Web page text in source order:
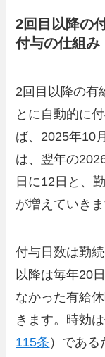
2回目以降の
付与の仕組み
2回目以降の有
とに自動的に
ば、2025年10
は、翌年の
日に12日と、
が増えていきま
付与日数は勤
以降は毎年20
なかった有給
きます。時効
115条 ）である